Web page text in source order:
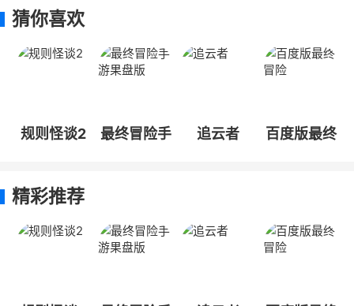
猜你喜欢
规则怪谈2
最终冒险手
追云者
百度版最终
精彩推荐